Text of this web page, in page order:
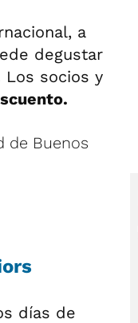
a
degustar
Los socios y
de Buenos
días de